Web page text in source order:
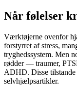
Når følelser
Værktøjerne ovenfor
forstyrret af stress,
tryghedssystem. Men
rødder — traumer,
ADHD. Disse
selvhjælpsartikler.